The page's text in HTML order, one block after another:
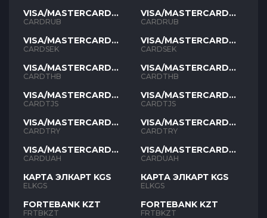
VISA/MASTERCARD
RUB
CARDRUB
VISA/MASTERCARD
SEK
CARDSEK
VISA/MASTERCARD
THB
CARDTHB
VISA/MASTERCARD
TJS
CARDTJS
VISA/MASTERCARD
TYR
CARDTRY
VISA/MASTERCARD
UAH
CARDUAH
КАРТА ЭЛКАРТ KGS
ELKGS
FORTEBANK KZT
FRTBKZT
VISA/MASTERCARD
RUB
CARDRUB
VISA/MASTERCARD
SEK
CARDSEK
VISA/MASTERCARD
THB
CARDTHB
VISA/MASTERCARD
TJS
CARDTJS
VISA/MASTERCARD
TYR
CARDTRY
VISA/MASTERCARD
UAH
CARDUAH
КАРТА ЭЛКАРТ KGS
ELKGS
FORTEBANK KZT
FRTBKZT